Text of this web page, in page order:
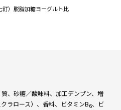
訂）脱脂加糖ヨーグルト比
、砂糖／酸味料、加工デンプン、増
ラロース）、香料、ビタミンB6、ビ